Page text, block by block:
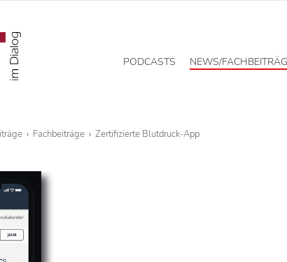
PODCASTS NEWS/
Fachbeiträge Zertifizierte Blutdruck-App